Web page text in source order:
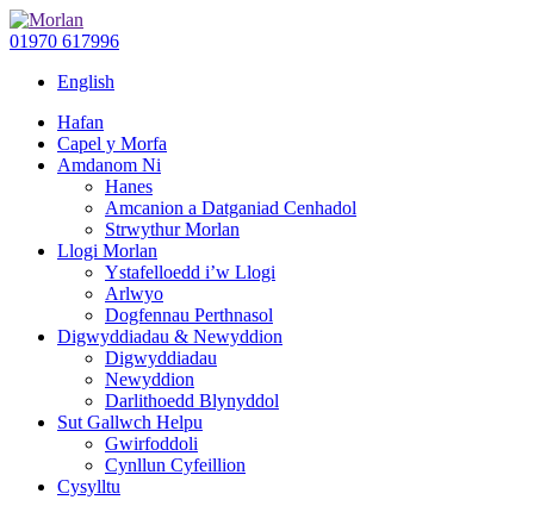
01970 617996
English
Hafan
Capel y Morfa
Amdanom Ni
Hanes
Amcanion a Datganiad Cenhadol
Strwythur Morlan
Llogi Morlan
Ystafelloedd i’w Llogi
Arlwyo
Dogfennau Perthnasol
Digwyddiadau & Newyddion
Digwyddiadau
Newyddion
Darlithoedd Blynyddol
Sut Gallwch Helpu
Gwirfoddoli
Cynllun Cyfeillion
Cysylltu